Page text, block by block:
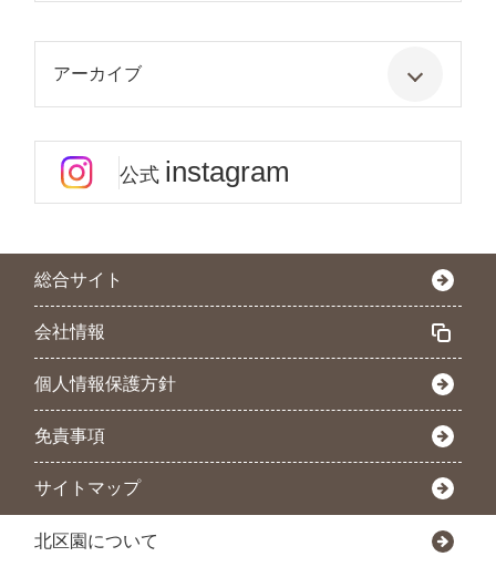
アーカイブ
公式 instagram
総合サイト
会社情報
個人情報保護方針
免責事項
サイトマップ
北区園について